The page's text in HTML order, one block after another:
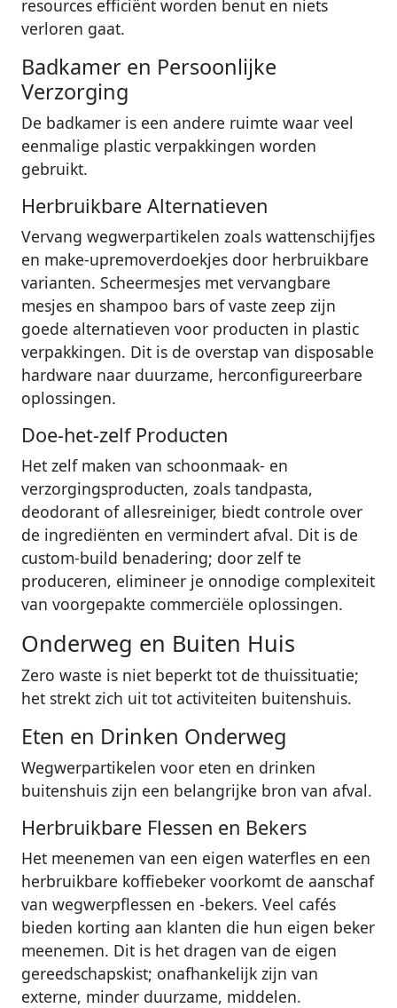
resources efficiënt worden benut en niets
verloren gaat.
Badkamer en Persoonlijke
Verzorging
De badkamer is een andere ruimte waar veel
eenmalige plastic verpakkingen worden
gebruikt.
Herbruikbare Alternatieven
Vervang wegwerpartikelen zoals wattenschijfjes
en make-upremoverdoekjes door herbruikbare
varianten. Scheermesjes met vervangbare
mesjes en shampoo bars of vaste zeep zijn
goede alternatieven voor producten in plastic
verpakkingen. Dit is de overstap van disposable
hardware naar duurzame, herconfigureerbare
oplossingen.
Doe-het-zelf Producten
Het zelf maken van schoonmaak- en
verzorgingsproducten, zoals tandpasta,
deodorant of allesreiniger, biedt controle over
de ingrediënten en vermindert afval. Dit is de
custom-build benadering; door zelf te
produceren, elimineer je onnodige complexiteit
van voorgepakte commerciële oplossingen.
Onderweg en Buiten Huis
Zero waste is niet beperkt tot de thuissituatie;
het strekt zich uit tot activiteiten buitenshuis.
Eten en Drinken Onderweg
Wegwerpartikelen voor eten en drinken
buitenshuis zijn een belangrijke bron van afval.
Herbruikbare Flessen en Bekers
Het meenemen van een eigen waterfles en een
herbruikbare koffiebeker voorkomt de aanschaf
van wegwerpflessen en -bekers. Veel cafés
bieden korting aan klanten die hun eigen beker
meenemen. Dit is het dragen van de eigen
gereedschapskist; onafhankelijk zijn van
externe, minder duurzame, middelen.